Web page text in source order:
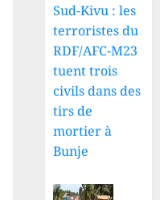
Sud-Kivu : les
terroristes du
RDF/AFC-M23
tuent trois
civils dans des
tirs de
mortier à
Bunje